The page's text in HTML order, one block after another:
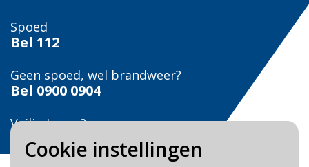
Cookie instellingen
Spoed
Bel 112
Geen spoed, wel brandweer?
Bel 0900 0904
Veilig Leven?
Bel 0900-8387